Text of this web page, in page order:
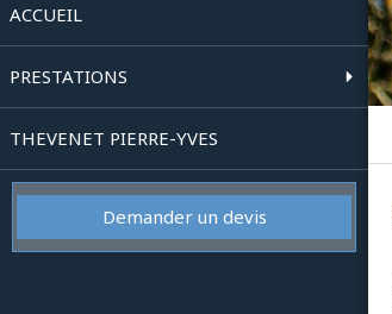
ACCUEIL
PRESTATIONS
THEVENET PIERRE-YVES
Demander un devis